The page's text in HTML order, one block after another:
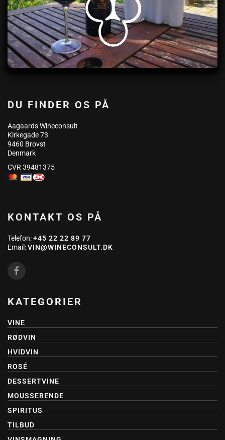
DU FINDER OS PÅ
Aagaards Wineconsult
Kirkegade 73
9460 Brovst
Denmark
CVR 39481375
KONTAKT OS PÅ
Telefon:+45 22 22 89 77
Email:VIN@WINECONSULT.DK
KATEGORIER
VINE
RØDVIN
HVIDVIN
ROSÉ
DESSERTVINE
MOUSSERENDE
SPIRITUS
TILBUD